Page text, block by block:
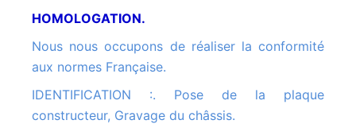
HOMOLOGATION.
Nous nous occupons de réaliser la conformité
aux normes Française.
IDENTIFICATION :. Pose de la plaque
constructeur, Gravage du châssis.